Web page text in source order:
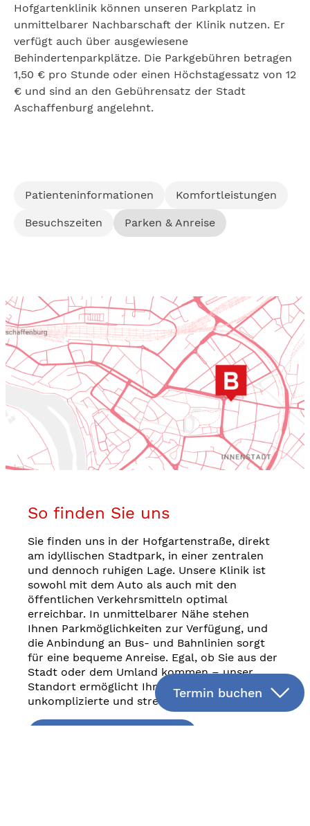
Hofgartenklinik können unseren Parkplatz in
unmittelbarer Nachbarschaft der Klinik nutzen. Er
verfügt auch über ausgewiesene
Behindertenparkplätze. Die Parkgebühren betragen
1,50 € pro Stunde oder einen Höchstagessatz von 12
€ und sind an den Gebührensatz der Stadt
Aschaffenburg angelehnt.
Patienteninformationen Komfortleistungen
Besuchszeiten Parken & Anreise
So finden Sie uns
Sie finden uns in der Hofgartenstraße, direkt
am idyllischen Stadtpark, in einer zentralen
und dennoch ruhigen Lage. Unsere Klinik ist
sowohl mit dem Auto als auch mit den
öffentlichen Verkehrsmitteln optimal
erreichbar. In unmittelbarer Nähe stehen
Ihnen Parkmöglichkeiten zur Verfügung, und
die Anbindung an Bus- und Bahnlinien sorgt
für eine bequeme Anreise. Egal, ob Sie aus der
Stadt oder dem Umland kommen – unser
Standort ermöglicht Ihnen eine
unkomplizierte und stressfreie Anfahrt.
Termin buchen